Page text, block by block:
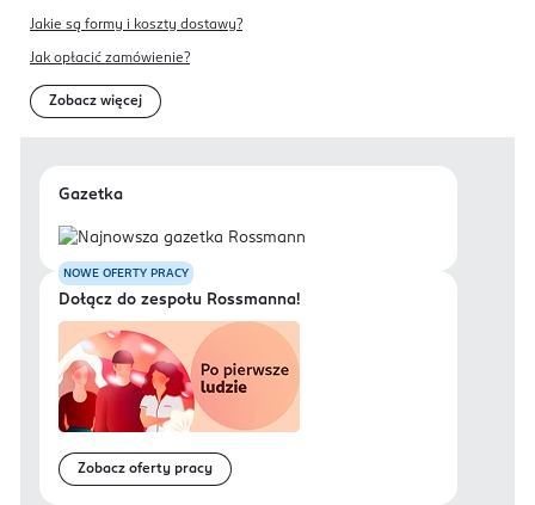
Jakie są formy i koszty dostawy?
Jak opłacić zamówienie?
Zobacz więcej
Gazetka
NOWE OFERTY PRACY
Dołącz do zespołu Rossmanna!
Zobacz oferty pracy